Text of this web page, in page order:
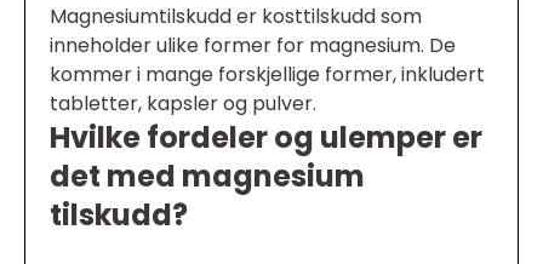
Magnesiumtilskudd er kosttilskudd som
inneholder ulike former for magnesium. De
kommer i mange forskjellige former, inkludert
tabletter, kapsler og pulver.
Hvilke fordeler og ulemper er
det med magnesium
tilskudd?